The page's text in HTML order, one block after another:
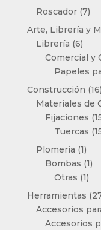
Roscador 77
Arte, Librería y
Librería 66
Comercial y
Papeles
Construcción 16
Materiales de
Fijaciones
Tuercas
Plomería 11
Bombas 11
Otras 11
Herramientas
Accesorios
Accesorios